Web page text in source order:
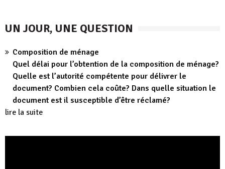
UN JOUR, UNE QUESTION
Composition de ménage
Quel délai pour l’obtention de la composition de ménage?
Quelle est l’autorité compétente pour délivrer le
document? Combien cela coûte? Dans quelle situation le
document est il susceptible d’être réclamé?
lire la suite